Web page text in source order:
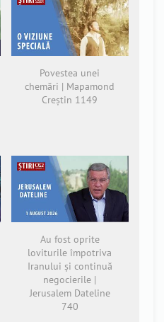
Povestea unei
chemări | Mapamond
Creștin 1149
Au fost oprite
loviturile împotriva
Iranului și continuă
negocierile |
Jerusalem Dateline
740